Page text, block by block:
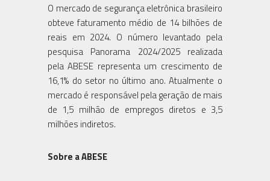
O mercado de segurança eletrônica brasileiro
obteve faturamento médio de 14 bilhões de
reais em 2024. O número levantado pela
pesquisa Panorama 2024/2025 realizada
pela ABESE representa um crescimento de
16,1% do setor no último ano. Atualmente o
mercado é responsável pela geração de mais
de 1,5 milhão de empregos diretos e 3,5
milhões indiretos.
Sobre a ABESE